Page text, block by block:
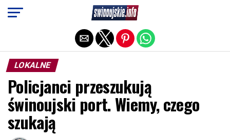
LOKALNE
Policjanci przeszukują
świnoujski port. Wiemy, czego
szukają
Exit mobile version